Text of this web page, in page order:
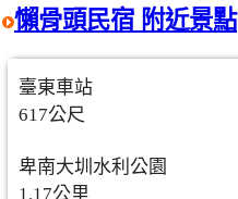
懶骨頭民宿 附近景點
臺東車站
617公尺
卑南大圳水利公園
1.17公里